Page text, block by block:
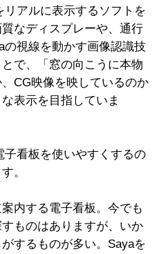
アルに表示するソフトを
なディスプレーや、通行
の視線を動かす画像認識技
で、「窓の向こうに本物
CG映像を映しているのか
表示を目指していま
看板を使いやすくするの
。
内する電子看板。今でも
ものはありますが、いか
するものが多い。Sayaを